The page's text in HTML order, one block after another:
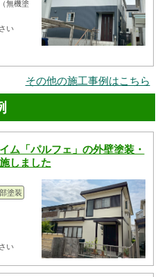
無機塗
い
その他の施工事例はこちら
ム「パルフェ」の外壁塗装・
しました
塗装
い